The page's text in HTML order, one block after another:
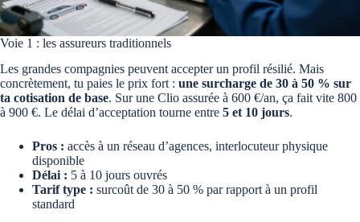
Voie 1 : les assureurs traditionnels
Les grandes compagnies peuvent accepter un profil résilié. Mais
concrètement, tu paies le prix fort : une surcharge de 30 à 50 % sur
ta cotisation de base. Sur une Clio assurée à 600 €/an, ça fait vite 800
à 900 €. Le délai d’acceptation tourne entre 5 et 10 jours.
Pros : accès à un réseau d’agences, interlocuteur physique
disponible
Délai : 5 à 10 jours ouvrés
Tarif type : surcoût de 30 à 50 % par rapport à un profil
standard